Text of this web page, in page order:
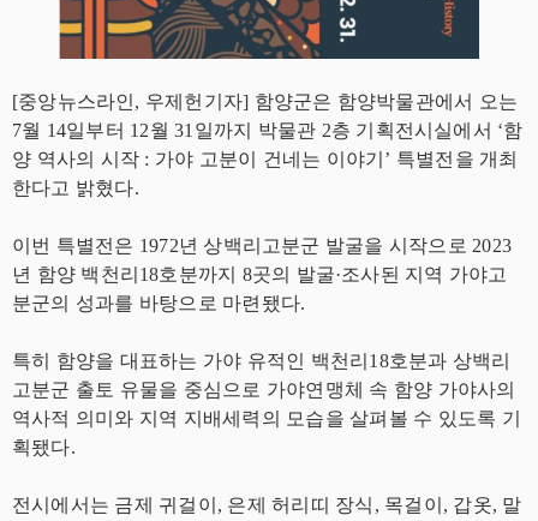
[중앙뉴스라인, 우제헌기자] 함양군은 함양박물관에서 오는
7월 14일부터 12월 31일까지 박물관 2층 기획전시실에서 ‘함
양 역사의 시작 : 가야 고분이 건네는 이야기’ 특별전을 개최
한다고 밝혔다.
이번 특별전은 1972년 상백리고분군 발굴을 시작으로 2023
년 함양 백천리18호분까지 8곳의 발굴·조사된 지역 가야고
분군의 성과를 바탕으로 마련됐다.
특히 함양을 대표하는 가야 유적인 백천리18호분과 상백리
고분군 출토 유물을 중심으로 가야연맹체 속 함양 가야사의
역사적 의미와 지역 지배세력의 모습을 살펴볼 수 있도록 기
획됐다.
전시에서는 금제 귀걸이, 은제 허리띠 장식, 목걸이, 갑옷, 말